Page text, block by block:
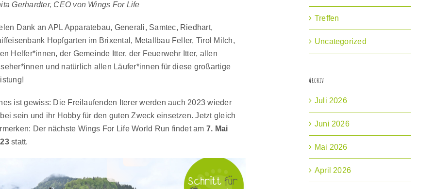
Gerhardter, CEO von Wings For Life
Dank an APL Apparatebau, Generali, Samtec, Riedhart,
Hopfgarten im Brixental, Metallbau Feller, Tirol Milch,
Helfer*innen, der Gemeinde Itter, der Feuerwehr Itter, allen
und natürlich allen Läufer*innen für diese großartige
ist gewiss: Die Freilaufenden Iterer werden auch 2023 wieder
sein und ihr Hobby für den guten Zweck einsetzen. Jetzt gleich
Der nächste Wings For Life World Run findet am 7. Mai
statt.
Treffen
Uncategorized
Archiv
Juli 2026
Juni 2026
Mai 2026
April 2026